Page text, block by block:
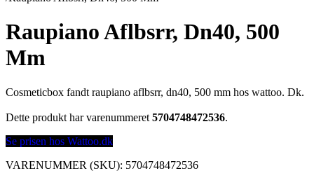
Raupiano Aflbsrr, Dn40, 500
Mm
Cosmeticbox fandt raupiano aflbsrr, dn40, 500 mm hos wattoo. Dk.
Dette produkt har varenummeret 5704748472536.
Se prisen hos Wattoo.dk
VARENUMMER (SKU): 5704748472536